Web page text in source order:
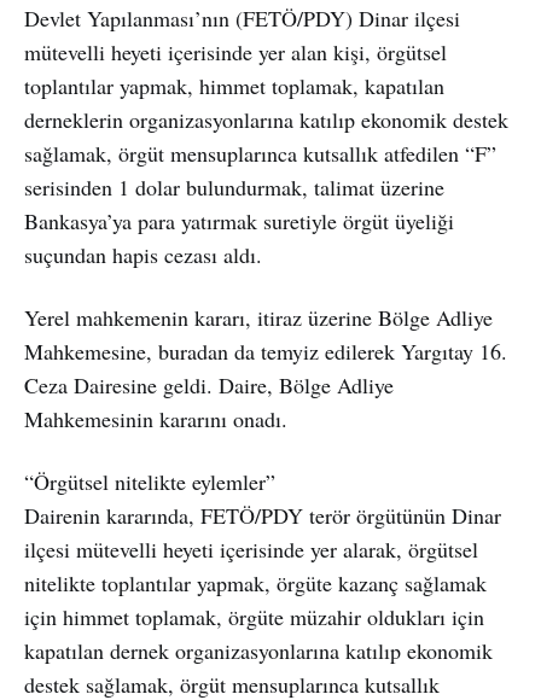
Devlet Yapılanması’nın (FETÖ/PDY) Dinar ilçesi
mütevelli heyeti içerisinde yer alan kişi, örgütsel
toplantılar yapmak, himmet toplamak, kapatılan
derneklerin organizasyonlarına katılıp ekonomik destek
sağlamak, örgüt mensuplarınca kutsallık atfedilen “F”
serisinden 1 dolar bulundurmak, talimat üzerine
Bankasya’ya para yatırmak suretiyle örgüt üyeliği
suçundan hapis cezası aldı.
Yerel mahkemenin kararı, itiraz üzerine Bölge Adliye
Mahkemesine, buradan da temyiz edilerek Yargıtay 16.
Ceza Dairesine geldi. Daire, Bölge Adliye
Mahkemesinin kararını onadı.
“Örgütsel nitelikte eylemler”
Dairenin kararında, FETÖ/PDY terör örgütünün Dinar
ilçesi mütevelli heyeti içerisinde yer alarak, örgütsel
nitelikte toplantılar yapmak, örgüte kazanç sağlamak
için himmet toplamak, örgüte müzahir oldukları için
kapatılan dernek organizasyonlarına katılıp ekonomik
destek sağlamak, örgüt mensuplarınca kutsallık